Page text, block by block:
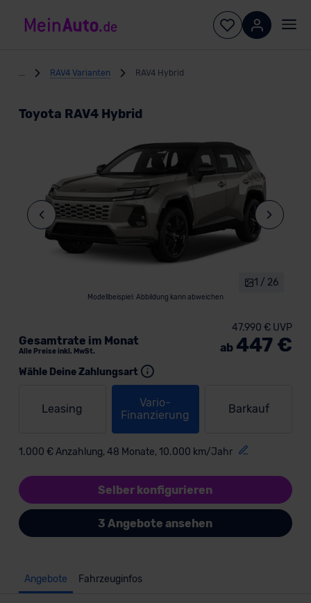
RAV4 Varianten RAV4 Hybrid
Toyota RAV4 Hybrid
Modellbeispiel: Abbildung kann abweichen
1 / 26
Wähle Deine Zahlungsart
Leasing
Vario-
Finanzierung
Barkauf
1.000 € Anzahlung, 48 Monate, 10.000 km/Jahr
Gesamtrate im Monat
Alle Preise inkl. MwSt.
47.990 € UVP
ab 447 €
Selber konfigurieren
3 Angebote ansehen
Angebote Fahrzeuginfos